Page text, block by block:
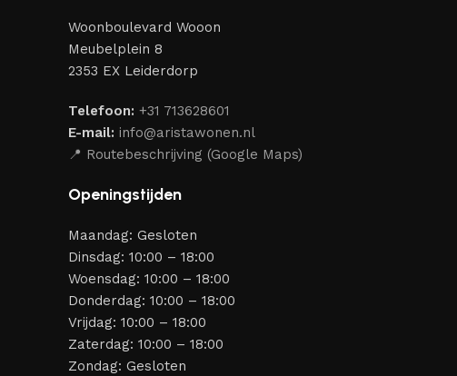
Woonboulevard Wooon
Meubelplein 8
2353 EX Leiderdorp
Telefoon: +31 713628601
E-mail: info@aristawonen.nl
📍 Routebeschrijving (Google Maps)
Openingstijden
Maandag: Gesloten
Dinsdag: 10:00 – 18:00
Woensdag: 10:00 – 18:00
Donderdag: 10:00 – 18:00
Vrijdag: 10:00 – 18:00
Zaterdag: 10:00 – 18:00
Zondag: Gesloten